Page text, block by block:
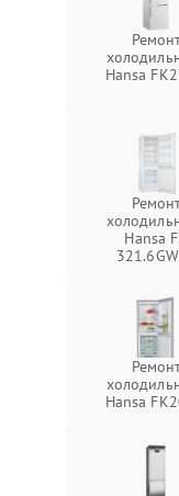
Hansa
Hansa
Hansa